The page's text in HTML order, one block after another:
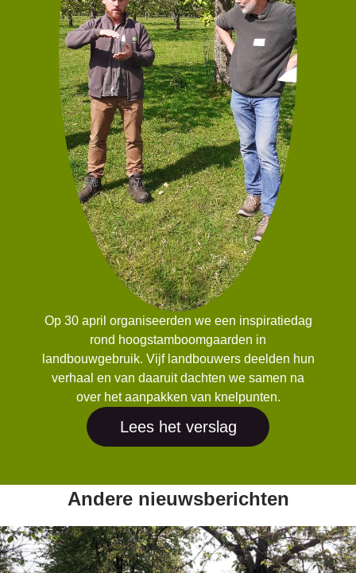
Op 30 april organiseerden we een inspiratiedag
rond hoogstamboomgaarden in
landbouwgebruik. Vijf landbouwers deelden hun
verhaal en van daaruit dachten we samen na
over het aanpakken van knelpunten.
Lees het verslag
Andere nieuwsberichten